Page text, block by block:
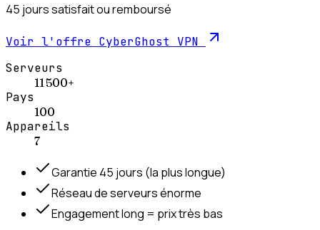
45 jours satisfait ou remboursé
Voir l'offre CyberGhost VPN
Serveurs
11 500+
Pays
100
Appareils
7
Garantie 45 jours (la plus longue)
Réseau de serveurs énorme
Engagement long = prix très bas